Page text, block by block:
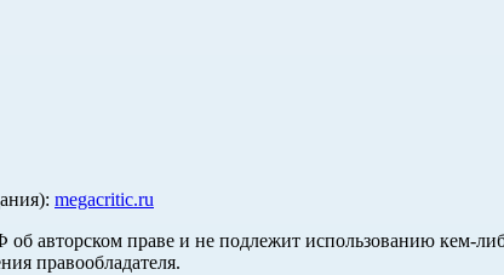
megacritic.ru
об авторском праве и не подлежит использованию кем-
правообладателя.